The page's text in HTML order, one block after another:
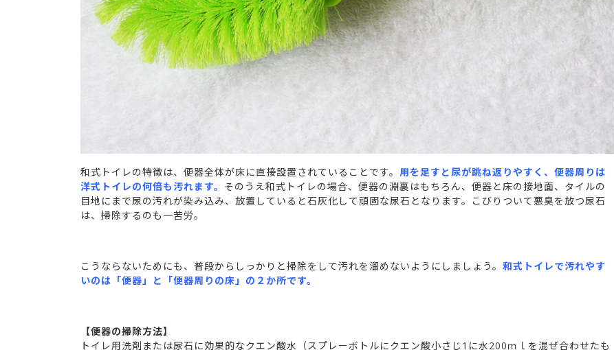
和式トイレの特徴は、便器全体が床に直接設置されていることです。 用を足すと尿が跳ね返りやすく、便器周りは
洋式トイレの何倍も汚れます。 そのうえ和式トイレの場合、便器の淵裏はもちろん、便器と床の接地面、タイルの
目地にまで尿の汚れが染み込み、放置していると石灰化して頑固な尿石となります。こびりついて悪臭を放つ尿石
は、掃除するのも一苦労。
こうならないためにも、普段からしっかりと掃除をして汚れを溜めないようにしましょう。 和式トイレで汚れやす
いのは「便器」と「便器周りの床」の２か所です。
【便器の掃除方法】
トイレ用洗剤または尿石に効果的なクエン酸水（スプレーボトルにクエン酸小さじ1に水200ｍｌを混ぜ合わせたも